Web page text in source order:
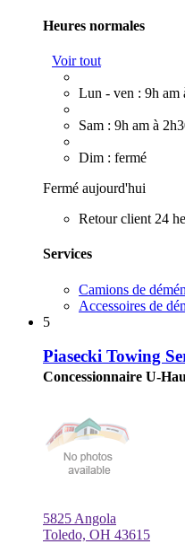
Heures normales
Voir tout
Lun - ven : 9h am
Sam : 9h am à
Dim : fermé
Fermé aujourd'hui
Retour client 24
Services
Camions de
Accessoires de
5
Piasecki Towing
Concessionnaire U-
5825 Angola
Toledo, OH 43615